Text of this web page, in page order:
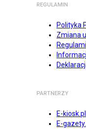
REGULAMIN
Polityka
Zmiana
PARTNERZY
E-kiosk.pl
E-